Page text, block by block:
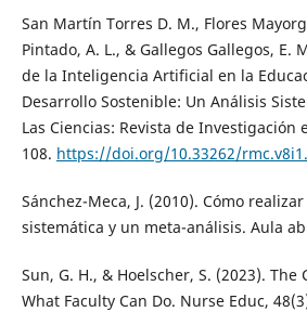
San Martín Torres D. M., Flores
Pintado, A. L., & Gallegos Gallegos, E.
de la Inteligencia Artificial en la
Desarrollo Sostenible: Un Análisis
Las Ciencias: Revista de Investigación
108. https://doi.org/10.33262/
Sánchez-Meca, J. (2010). Cómo
sistemática y un meta-análisis. Aula
Sun, G. H., & Hoelscher, S. (2023). The
What Faculty Can Do. Nurse Educ,